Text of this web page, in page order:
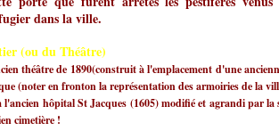
dans la ville.
(ou du Théâtre)
théâtre de 1890(construit à l'emplacement d'une
(noter en fronton la représentation des armoiries de la
l'ancien hôpital St Jacques (1605) modifié et agrandi par
cimetière !